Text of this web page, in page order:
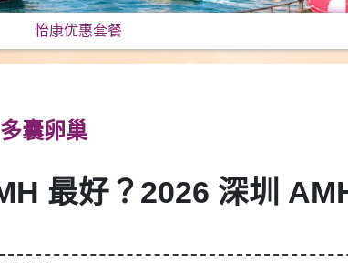
怡康优惠套餐
多囊卵巢
最好？2026 深圳